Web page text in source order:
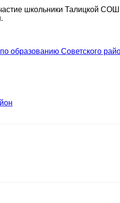
школьники Талицкой
образованию Советского